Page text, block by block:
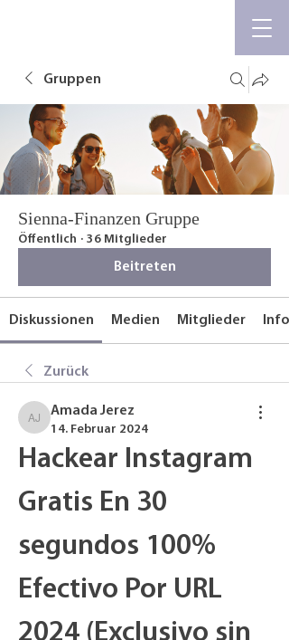
Gruppen
Sienna-Finanzen Gruppe
Öffentlich · 36 Mitglieder
Beitreten
Diskussionen Medien Mitglieder Info
Zurück
Amada Jerez
Amada Jerez
14. Februar 2024
Hackear Instagram
Gratis En 30
segundos 100%
Efectivo Por URL
2024 (Exclusivo sin